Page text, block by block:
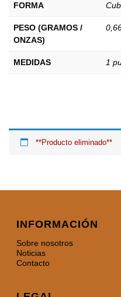
FORMA
PESO (GRAMOS /
ONZAS)
MEDIDAS 1
**Producto eliminado**
INFORMACIÓN
Sobre nosotros
Noticias
Contacto